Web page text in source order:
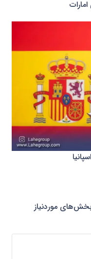
موردنیاز